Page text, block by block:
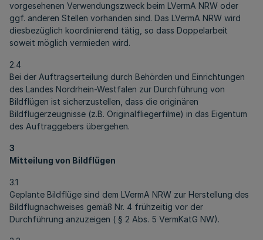
vorgesehenen Verwendungszweck beim LVermA NRW oder
ggf. anderen Stellen vorhanden sind. Das LVermA NRW wird
diesbezüglich koordinierend tätig, so dass Doppelarbeit
soweit möglich vermieden wird.
2.4
Bei der Auftragserteilung durch Behörden und Einrichtungen
des Landes Nordrhein-Westfalen zur Durchführung von
Bildflügen ist sicherzustellen, dass die originären
Bildflugerzeugnisse (z.B. Originalfliegerfilme) in das Eigentum
des Auftraggebers übergehen.
3
Mitteilung von Bildflügen
3.1
Geplante Bildflüge sind dem LVermA NRW zur Herstellung des
Bildflugnachweises gemäß Nr. 4 frühzeitig vor der
Durchführung anzuzeigen ( § 2 Abs. 5 VermKatG NW).